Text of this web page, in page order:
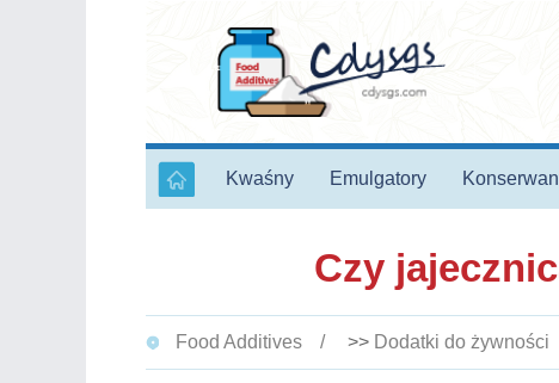
Kwaśny Emulgatory
Czy
Food Additives >> Dodatki do żywności